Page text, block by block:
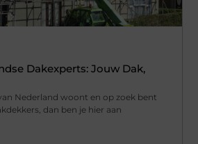
Dakexperts: Jouw Dak,
Nederland woont en op zoek bent
dan ben je hier aan